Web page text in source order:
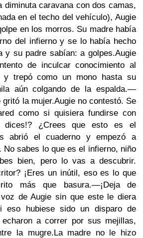
diminuta caravana con dos camas,
en el techo del vehículo), Augie
en los morros. Su madre había
del infierno y se lo había hecho
y su padre sabían: a golpes.Augie
de inculcar conocimiento al
trepó como un mono hasta su
aún colgando de la espalda.—
la mujer.Augie no contestó. Se
como si quisiera fundirse con
dices!? ¿Crees que esto es el
abrió el cuaderno y empezó a
sabes lo que es el infierno, niño
bien, pero lo vas a descubrir.
¡Eres un inútil, eso es lo que
más que basura.—¡Deja de
de Augie sin que este le diera
eso hubiese sido un disparo de
a correr por sus mejillas,
la mugre.La madre no le hizo